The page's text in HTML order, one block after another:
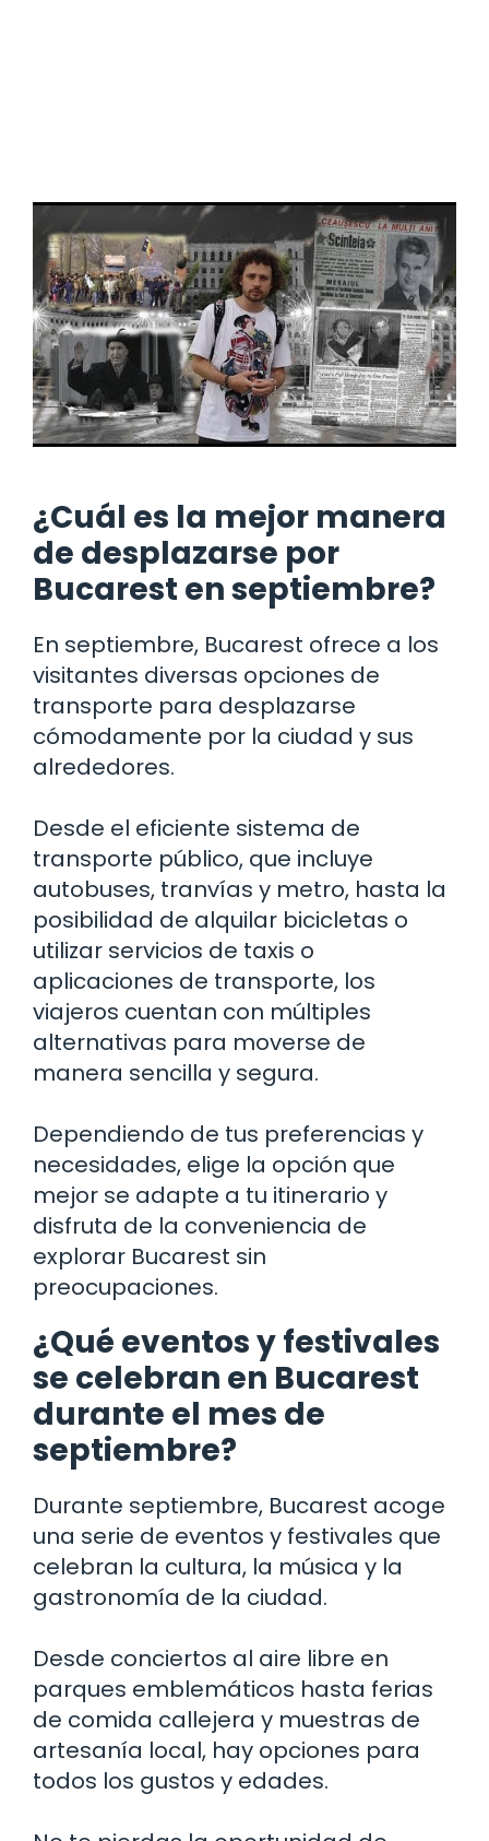
¿Cuál es la mejor manera
de desplazarse por
Bucarest en septiembre?
En septiembre, Bucarest ofrece a los
visitantes diversas opciones de
transporte para desplazarse
cómodamente por la ciudad y sus
alrededores.
Desde el eficiente sistema de
transporte público, que incluye
autobuses, tranvías y metro, hasta la
posibilidad de alquilar bicicletas o
utilizar servicios de taxis o
aplicaciones de transporte, los
viajeros cuentan con múltiples
alternativas para moverse de
manera sencilla y segura.
Dependiendo de tus preferencias y
necesidades, elige la opción que
mejor se adapte a tu itinerario y
disfruta de la conveniencia de
explorar Bucarest sin
preocupaciones.
¿Qué eventos y festivales
se celebran en Bucarest
durante el mes de
septiembre?
Durante septiembre, Bucarest acoge
una serie de eventos y festivales que
celebran la cultura, la música y la
gastronomía de la ciudad.
Desde conciertos al aire libre en
parques emblemáticos hasta ferias
de comida callejera y muestras de
artesanía local, hay opciones para
todos los gustos y edades.